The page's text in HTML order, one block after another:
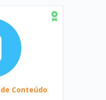
Conteúdo